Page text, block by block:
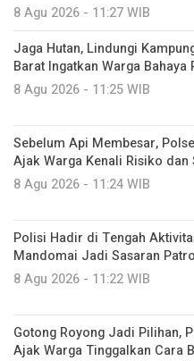
8 Agu 2026 - 11:27 WIB
Jaga Hutan, Lindungi
Barat Ingatkan Warga Bahaya
8 Agu 2026 - 11:25 WIB
Sebelum Api Membesar,
Ajak Warga Kenali Risiko dan
8 Agu 2026 - 11:24 WIB
Polisi Hadir di Tengah
Mandomai Jadi Sasaran
8 Agu 2026 - 11:22 WIB
Gotong Royong Jadi Pilihan,
Ajak Warga Tinggalkan Cara